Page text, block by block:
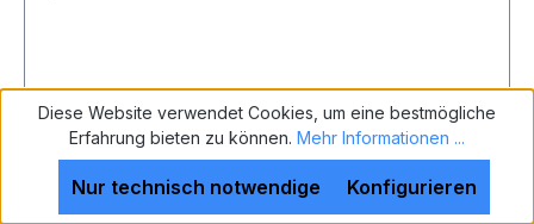
Preis auf Anfrage
Diese Website verwendet Cookies, um eine bestmögliche
Erfahrung bieten zu können. Mehr Informationen ...
Nur technisch notwendige Konfigurieren